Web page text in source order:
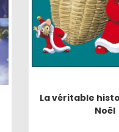
La véritable
Noël